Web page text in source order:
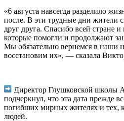
«6 августа навсегда разделило
после. В эти трудные дни жители
друг друга. Спасибо всей стране
которые помогли и продолжают
Мы обязательно вернемся в наши
восстановим их», — сказала
Директор Глушковской школы
подчеркнул, что эта дата прежде
погибших мирных жителях и тех,
людей.